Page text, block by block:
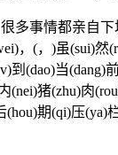
多事情都亲
，(，)虽(sui)
(dao)当
猪(zhu)肉
期(qi)压